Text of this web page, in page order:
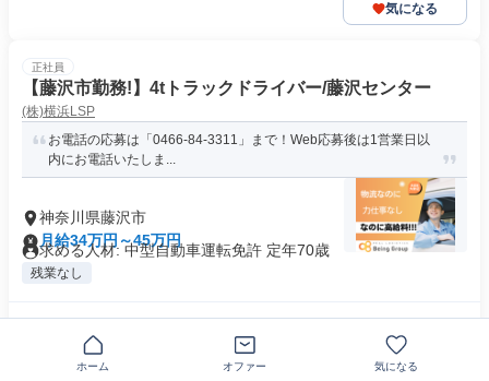
気になる
正社員
【藤沢市勤務!】4tトラックドライバー/藤沢センター
(株)横浜LSP
お電話の応募は「0466-84-3311」まで！Web応募後は1営業日以
内にお電話いたしま...
神奈川県藤沢市
月給34万円～45万円
求める人材: 中型自動車運転免許 定年70歳
残業なし
気になる
ホーム オファー 気になる